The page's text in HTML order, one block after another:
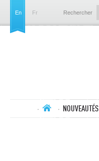
En Fr Rechercher
NOUVEAUTÉS